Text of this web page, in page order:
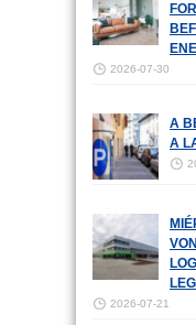
2026-07-30
A
A
2026-07-21